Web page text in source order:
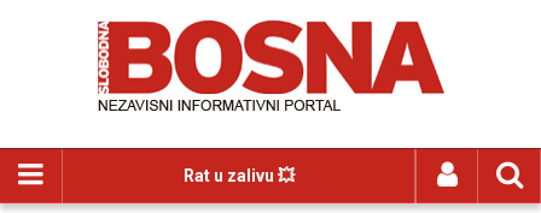
Rat u zalivu 💥